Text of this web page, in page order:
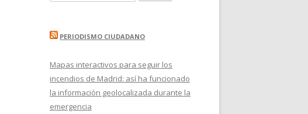
PERIODISMO CIUDADANO
Mapas interactivos para seguir los
incendios de Madrid: así ha funcionado
la información geolocalizada durante la
emergencia